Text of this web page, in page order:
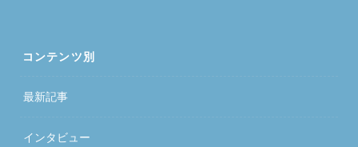
コンテンツ別
最新記事
インタビュー